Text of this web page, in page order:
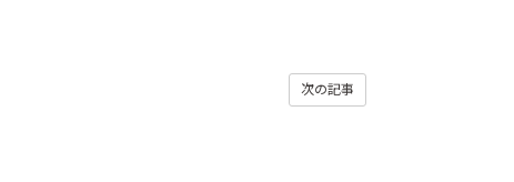
次の記事